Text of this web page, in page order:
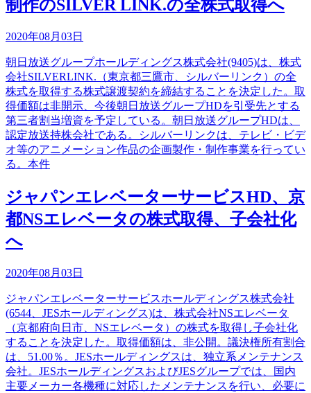
制作のSILVER LINK.の全株式取得へ
2020年08月03日
朝日放送グループホールディングス株式会社(9405)は、株式
会社SILVERLINK.（東京都三鷹市、シルバーリンク）の全
株式を取得する株式譲渡契約を締結することを決定した。取
得価額は非開示、今後朝日放送グループHDを引受先とする
第三者割当増資を予定している。朝日放送グループHDは、
認定放送持株会社である。シルバーリンクは、テレビ・ビデ
オ等のアニメーション作品の企画製作・制作事業を行ってい
る。本件
ジャパンエレベーターサービスHD、京
都NSエレベータの株式取得、子会社化
へ
2020年08月03日
ジャパンエレベーターサービスホールディングス株式会社
(6544、JESホールディングス)は、株式会社NSエレベータ
（京都府向日市、NSエレベータ）の株式を取得し子会社化
することを決定した。取得価額は、非公開。議決権所有割合
は、51.00％。JESホールディングスは、独立系メンテナンス
会社。JESホールディングスおよびJESグループでは、国内
主要メーカー各機種に対応したメンテナンスを行い、必要に